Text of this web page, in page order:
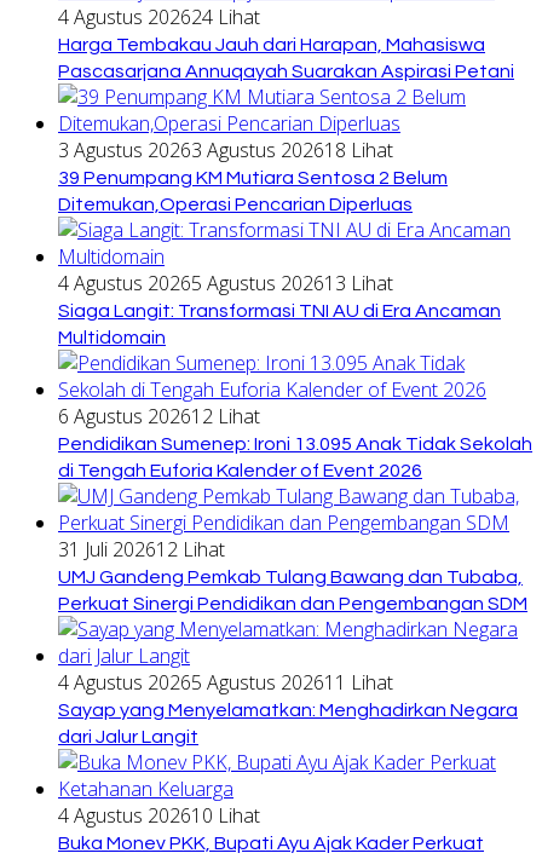
4 Agustus 202624 Lihat
Harga Tembakau Jauh dari Harapan, Mahasiswa
Pascasarjana Annuqayah Suarakan Aspirasi Petani
3 Agustus 20263 Agustus 202618 Lihat
39 Penumpang KM Mutiara Sentosa 2 Belum
Ditemukan,Operasi Pencarian Diperluas
4 Agustus 20265 Agustus 202613 Lihat
Siaga Langit: Transformasi TNI AU di Era Ancaman
Multidomain
6 Agustus 202612 Lihat
Pendidikan Sumenep: Ironi 13.095 Anak Tidak Sekolah
di Tengah Euforia Kalender of Event 2026
31 Juli 202612 Lihat
UMJ Gandeng Pemkab Tulang Bawang dan Tubaba,
Perkuat Sinergi Pendidikan dan Pengembangan SDM
4 Agustus 20265 Agustus 202611 Lihat
Sayap yang Menyelamatkan: Menghadirkan Negara
dari Jalur Langit
4 Agustus 202610 Lihat
Buka Monev PKK, Bupati Ayu Ajak Kader Perkuat